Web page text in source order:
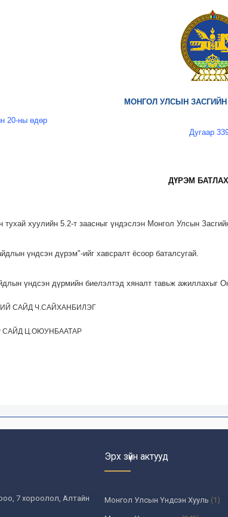
МОНГОЛ УЛСЫН
20-ны өдөр
Дугаар
ДҮРЭМ
тухай хуулийн 5.2-т заасныг үндэслэн Монгол Улсын
үндсэн дүрэм"-ийг хавсралт ёсоор баталсугай.
үндсэн дүрмийн биелэлтэд хяналт тавьж ажиллахыг
САЙД Ч.САЙХАНБИЛЭГ
Ц.ОЮУНБААТАР
7 хороолол, Алтайн
Эрх зүйн актууд
Монгол Улсын Үндсэн Хууль (1)